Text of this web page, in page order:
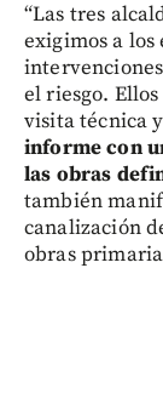
“Las tres
exigimos a los
el riesgo.
visita técnica
informe con
las obras
también
canalización
obras